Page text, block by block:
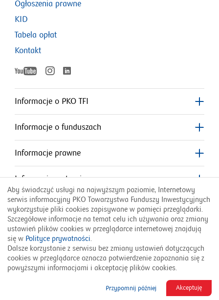
Ogłoszenia prawne
KID
Tabela opłat
Kontakt
YouTube
otworzy
się
w
nowym
oknie
Instagram
się
nowym
oknie
nowym
Informacje o PKO TFI
Informacje o funduszach
Informacje prawne
Informacje o stronie
Przydatne linki
Infolinia PKO TFI:
801 323 280
English Version Українська версія
Aby świadczyć usługi na najwyższym poziomie, Internetowy
serwis informacyjny PKO Towarzystwa Funduszy Inwestycyjnych
wykorzystuje pliki cookies zapisywane w pamięci przeglądarki.
Szczegółowe informacje na temat celu ich używania oraz zmiany
ustawień plików cookies w przeglądarce internetowej znajdują
się w Polityce prywatności.
Dalsze korzystanie z serwisu bez zmiany ustawień dotyczących
cookies w przeglądarce oznacza potwierdzenie zapoznania się z
powyższymi informacjami i akceptację plików cookies.
Akceptuję
Przypomnij później